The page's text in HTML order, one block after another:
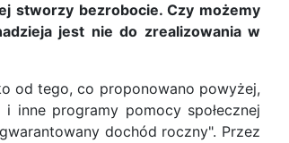
stworzy bezrobocie. Czy możemy
jest nie do zrealizowania w
od tego, co proponowano powyżej,
inne programy pomocy społecznej
dochód roczny". Przez